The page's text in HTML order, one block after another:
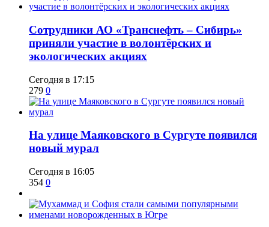
Сотрудники АО «Транснефть – Сибирь»
приняли участие в волонтёрских и
экологических акциях
Сегодня в 17:15
279 0
​На улице Маяковского в Сургуте появился
новый мурал
Сегодня в 16:05
354 0